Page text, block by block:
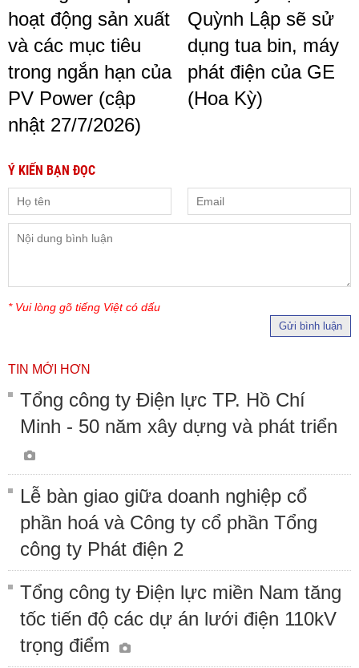
hoạt động sản xuất
và các mục tiêu
trong ngắn hạn của
PV Power (cập
nhật 27/7/2026)
Quỳnh Lập sẽ sử
dụng tua bin, máy
phát điện của GE
(Hoa Kỳ)
Ý KIẾN BẠN ĐỌC
* Vui lòng gõ tiếng Việt có dấu
Gửi bình luận
TIN MỚI HƠN
Tổng công ty Điện lực TP. Hồ Chí
Minh - 50 năm xây dựng và phát triển
Lễ bàn giao giữa doanh nghiệp cổ
phần hoá và Công ty cổ phần Tổng
công ty Phát điện 2
Tổng công ty Điện lực miền Nam tăng
tốc tiến độ các dự án lưới điện 110kV
trọng điểm